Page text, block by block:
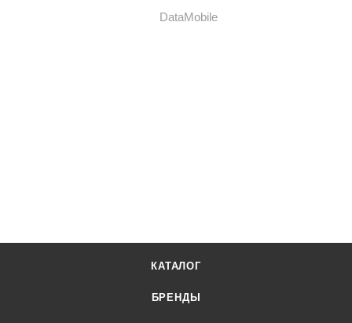
КАТАЛОГ
БРЕНДЫ